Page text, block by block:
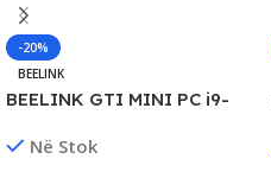
-20%
BEELINK
BEELINK GTI MINI PC i9-
Storage, Input 100-240V,
Në Stok